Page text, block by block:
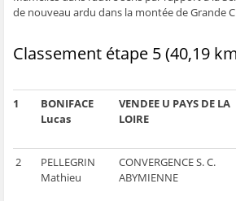
de nouveau ardu dans la montée de Grande
Classement étape 5 (40,19
1
BONIFACE
Lucas
VENDEE U PAYS DE LA
LOIRE
2
PELLEGRIN
Mathieu
CONVERGENCE S. C.
ABYMIENNE